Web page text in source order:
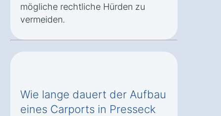
mögliche rechtliche Hürden zu
vermeiden.
Wie lange dauert der Aufbau
eines Carports in Presseck